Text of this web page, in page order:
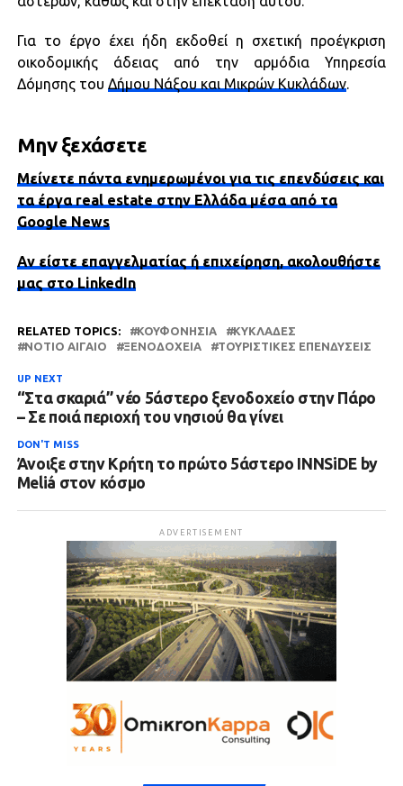
Για το έργο έχει ήδη εκδοθεί η σχετική προέγκριση
οικοδομικής άδειας από την αρμόδια Υπηρεσία
Δόμησης του Δήμου Νάξου και Μικρών Κυκλάδων.
Μην ξεχάσετε
Μείνετε πάντα ενημερωμένοι για τις επενδύσεις και
τα έργα real estate στην Ελλάδα μέσα από τα
Google News
Αν είστε επαγγελματίας ή επιχείρηση, ακολουθήστε
μας στο LinkedIn
RELATED TOPICS: ΚΟΥΦΟΝΉΣΙΑ
ΚΥΚΛΆΔΕΣ
ΝΌΤΙΟ ΑΙΓΑΊΟ
ΞΕΝΟΔΟΧΕΊΑ ΤΟΥΡΙΣΤΙΚΈΣ ΕΠΕΝΔΎΣΕΙΣ
UP NEXT
“Στα σκαριά” νέο 5άστερο ξενοδοχείο στην Πάρο
– Σε ποιά περιοχή του νησιού θα γίνει
DON'T MISS
Άνοιξε στην Κρήτη το πρώτο 5άστερο INNSiDE by
Meliá στον κόσμο
ADVERTISEMENT